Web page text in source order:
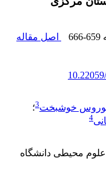
666-659
اصل مقاله
خوشبخت3؛
4
علوم محیطی دانشگاه